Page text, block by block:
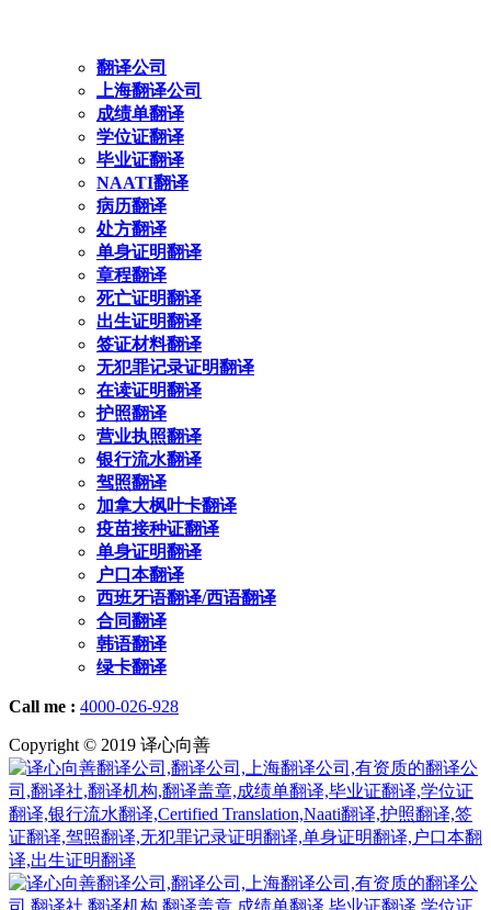
翻译公司
上海翻译公司
成绩单翻译
学位证翻译
毕业证翻译
NAATI翻译
病历翻译
处方翻译
单身证明翻译
章程翻译
死亡证明翻译
出生证明翻译
签证材料翻译
无犯罪记录证明翻译
在读证明翻译
护照翻译
营业执照翻译
银行流水翻译
驾照翻译
加拿大枫叶卡翻译
疫苗接种证翻译
单身证明翻译
户口本翻译
西班牙语翻译/西语翻译
合同翻译
韩语翻译
绿卡翻译
Call me : 4000-026-928
Copyright © 2019 译心向善